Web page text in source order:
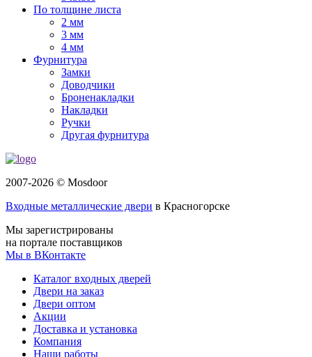
По толщине листа
2 мм
3 мм
4 мм
Фурнитура
Замки
Доводчики
Броненакладки
Накладки
Ручки
Другая фурнитура
2007-2026 © Mosdoor
Входные металлические двери в Красногорске
Мы зарегистрированы
на портале поставщиков
Мы в ВКонтакте
Каталог входных дверей
Двери на заказ
Двери оптом
Акции
Доставка и установка
Компания
Наши работы